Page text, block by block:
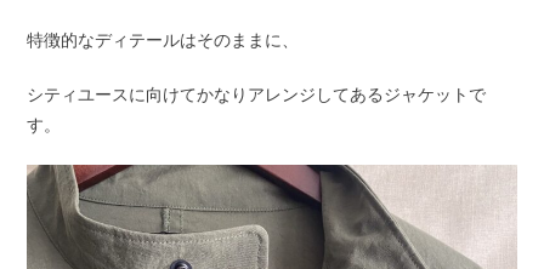
特徴的なディテールはそのままに、
シティユースに向けてかなりアレンジしてあるジャケットで
す。